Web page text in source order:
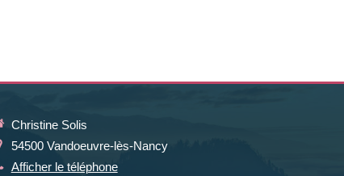
Christine Solis
54500 Vandoeuvre-lès-Nancy
Afficher le téléphone